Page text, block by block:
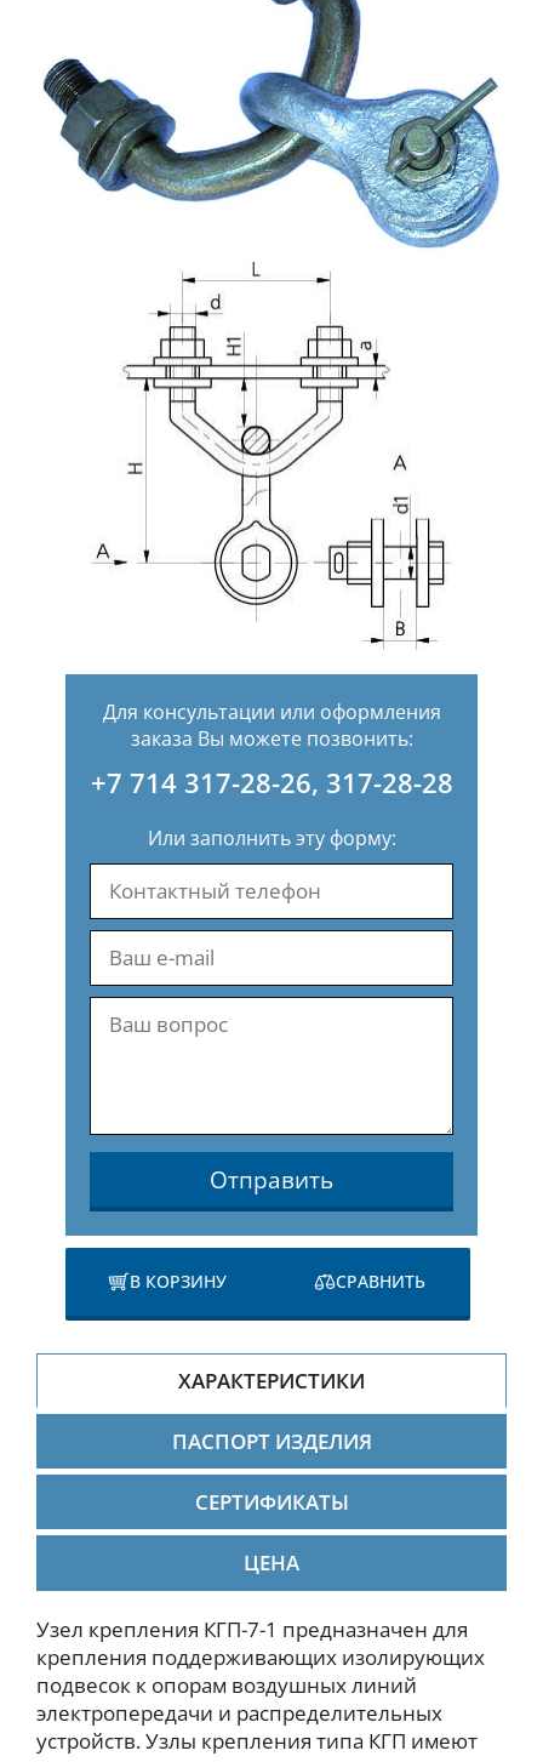
Для консультации или оформления
заказа Вы можете позвонить:
+7 714 317-28-26, 317-28-28
Или заполнить эту форму:
Отправить
В КОРЗИНУ СРАВНИТЬ
ХАРАКТЕРИСТИКИ
ПАСПОРТ ИЗДЕЛИЯ
СЕРТИФИКАТЫ
ЦЕНА
Узел крепления КГП-7-1 предназначен для
крепления поддерживающих изолирующих
подвесок к опорам воздушных линий
электропередачи и распределительных
устройств. Узлы крепления типа КГП имеют